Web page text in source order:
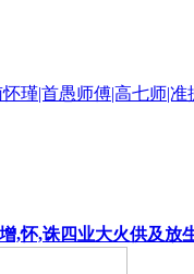
瑾|首愚师傅|高七师|准
,怀,诛四业大火供及放